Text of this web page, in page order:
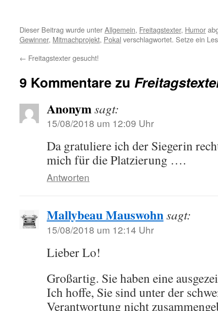
Dieser Beitrag wurde unterAllgemein, Freitagstexter, Humor
Gewinner, Mitmachprojekt, Pokal verschlagwortet. Setze ein
← Freitagstexter gesucht!
9 Kommentare zu
Anonymsagt:
15/08/2018 um 12:09 Uhr
Da gratuliere ich der Siegerin
mich für die Platzierung ….
Antworten
Mallybeau Mauswohnsagt:
15/08/2018 um 12:14 Uhr
Lieber Lo!
Großartig. Sie haben eine
Ich hoffe, Sie sind unter der
Verantwortung nicht